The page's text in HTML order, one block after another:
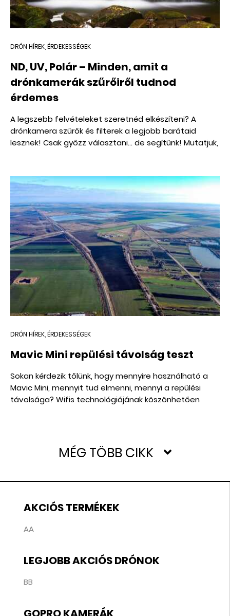
DRÓN HÍREK, ÉRDEKESSÉGEK
ND, UV, Polár – Minden, amit a
drónkamerák szűrőiről tudnod
érdemes
A legszebb felvételeket szeretnéd elkészíteni? A
drónkamera szűrők és filterek a legjobb barátaid
lesznek! Csak győzz választani... de segítünk! Mutatjuk,
DRÓN HÍREK, ÉRDEKESSÉGEK
Mavic Mini repülési távolság teszt
Sokan kérdezik tőlünk, hogy mennyire használható a
Mavic Mini, mennyit tud elmenni, mennyi a repülési
távolsága? Wifis technológiájának köszönhetően
amiben pár száz méter után szakadt a jel. De az
ember legjobban csak a saját szemének hisz, így
MÉG TÖBB CIKK
AKCIÓS TERMÉKEK
AA
LEGJOBB AKCIÓS DRÓNOK
BB